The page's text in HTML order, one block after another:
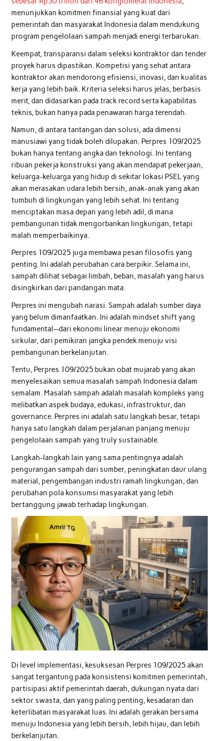
menunjukkan komitmen finansial yang kuat dari
pemerintah dan masyarakat Indonesia dalam mendukung
program pengelolaan sampah menjadi energi terbarukan.
Keempat, transparansi dalam seleksi kontraktor dan tender
proyek harus dipastikan. Kompetisi yang sehat antara
kontraktor akan mendorong efisiensi, inovasi, dan kualitas
kerja yang lebih baik. Kriteria seleksi harus jelas, berbasis
merit, dan didasarkan pada track record serta kapabilitas
teknis, bukan hanya pada penawaran harga terendah.
Namun, di antara tantangan dan solusi, ada dimensi
manusiawi yang tidak boleh dilupakan. Perpres 109/2025
bukan hanya tentang angka dan teknologi. Ini tentang
ribuan pekerja konstruksi yang akan mendapat pekerjaan,
keluarga-keluarga yang hidup di sekitar lokasi PSEL yang
akan merasakan udara lebih bersih, anak-anak yang akan
tumbuh di lingkungan yang lebih sehat. Ini tentang
menciptakan masa depan yang lebih adil, di mana
pembangunan tidak mengorbankan lingkungan, tetapi
malah memperbaikinya.
Perpres 109/2025 juga membawa pesan filosofis yang
penting. Ini adalah perubahan cara berpikir. Selama ini,
sampah dilihat sebagai limbah, beban, masalah yang harus
disingkirkan dari pandangan mata.
Perpres ini mengubah narasi. Sampah adalah sumber daya
yang belum dimanfaatkan. Ini adalah mindset shift yang
fundamental—dari ekonomi linear menuju ekonomi
sirkular, dari pemikiran jangka pendek menuju visi
pembangunan berkelanjutan.
Tentu, Perpres 109/2025 bukan obat mujarab yang akan
menyelesaikan semua masalah sampah Indonesia dalam
semalam. Masalah sampah adalah masalah kompleks yang
melibatkan aspek budaya, edukasi, infrastruktur, dan
governance. Perpres ini adalah satu langkah besar, tetapi
hanya satu langkah dalam perjalanan panjang menuju
pengelolaan sampah yang truly sustainable.
Langkah-langkah lain yang sama pentingnya adalah
pengurangan sampah dari sumber, peningkatan daur ulang
material, pengembangan industri ramah lingkungan, dan
perubahan pola konsumsi masyarakat yang lebih
bertanggung jawab terhadap lingkungan.
Di level implementasi, kesuksesan Perpres 109/2025 akan
sangat tergantung pada konsistensi komitmen pemerintah,
partisipasi aktif pemerintah daerah, dukungan nyata dari
sektor swasta, dan yang paling penting, kesadaran dan
keterlibatan masyarakat luas. Ini adalah gerakan bersama
menuju Indonesia yang lebih bersih, lebih hijau, dan lebih
berkelanjutan.